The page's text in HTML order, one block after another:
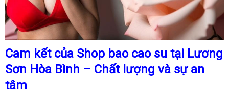
Cam kết của Shop bao cao su tại Lương
Sơn Hòa Bình – Chất lượng và sự an
tâm